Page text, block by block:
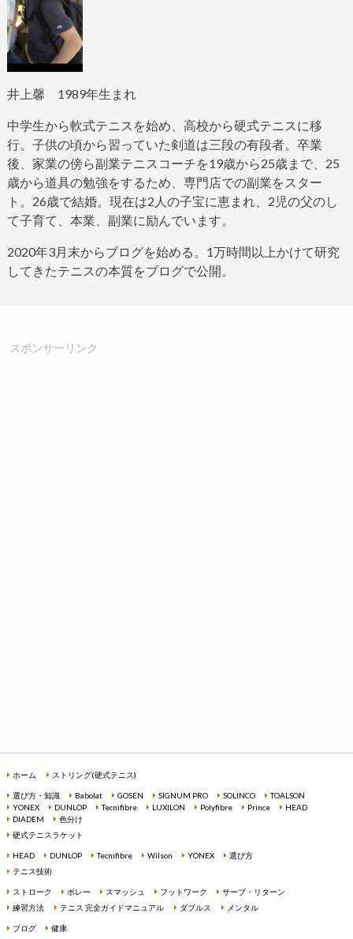
井上馨 1989年生まれ
中学生から軟式テニスを始め、高校から硬式テニスに移
行。子供の頃から習っていた剣道は三段の有段者。 卒業
後、家業の傍ら副業テニスコーチを19歳から25歳まで、 25
歳から道具の勉強をするため、専門店での副業をスター
ト。 26歳で結婚。現在は2 人の子宝に恵まれ、 2 児の父のし
て子育て、本業、副業に励んでいます。
2020年3月末からブログを始める。 1万時間以上かけて研究
してきたテニスの本質をブログで公開。
スポンサーリンク
ホーム ストリング(硬式テニス)
選び方・知識 Babolat GOSEN SIGNUM PRO SOLINCO
TOALSON
YONEX
DUNLOP Tecnifibre LUXILON Polyfibre Prince
HEAD
DIADEM
色分け
硬式テニスラケット
HEAD DUNLOP Tecnifibre Wilson YONEX
選び方
テニス技術
ストローク ボレー スマッシュ フットワーク
サーブ・リターン
練習方法
テニス 完全ガイドマニュアル ダブルス メンタル
ブログ 健康